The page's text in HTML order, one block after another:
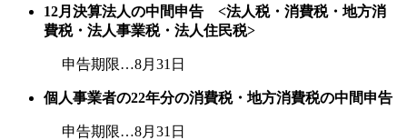
12月決算法人の中間申告 <法人税・消費税・地方消
費税・法人事業税・法人住民税>
申告期限…8月31日
個人事業者の22年分の消費税・地方消費税の中間申告
申告期限…8月31日